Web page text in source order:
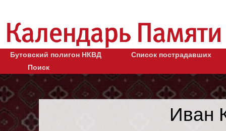
Бутовский полигон НКВД
Список пострадавших
Поиск
Иван